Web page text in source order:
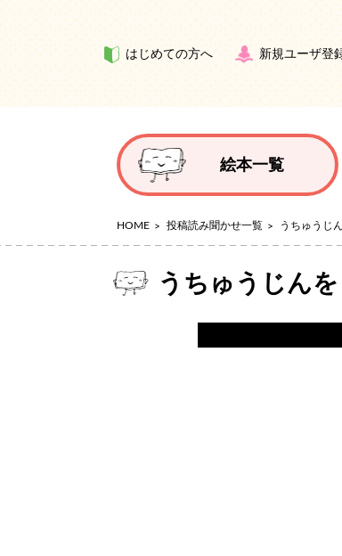
はじめての方へ 新規ユーザ登
絵本一覧
HOME 投稿読み聞かせ一覧 うちゅうじ
うちゅうじん